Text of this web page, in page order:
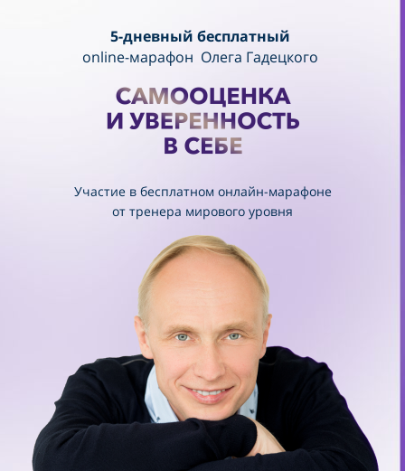
5-дневный бесплатный
online-марафон Олега Гадецкого
Участие в бесплатном онлайн-марафоне
от тренера мирового уровня